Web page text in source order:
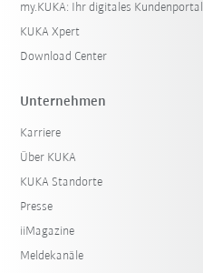
my.KUKA: Ihr digitales Kundenportal
KUKA Xpert
Download Center
Unternehmen
Karriere
Über KUKA
KUKA Standorte
Presse
iiMagazine
Meldekanäle